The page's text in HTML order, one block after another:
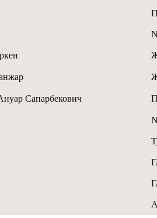
Сапарбекович